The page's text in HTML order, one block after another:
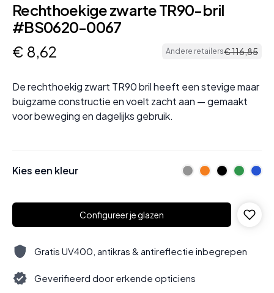
Rechthoekige zwarte TR90-bril
#BS0620-0067
€ 8,62 Andere retailers€116,85
De rechthoekig zwart TR90 bril heeft een stevige maar
buigzame constructie en voelt zacht aan — gemaakt
voor beweging en dagelijks gebruik.
Kies een kleur
Configureer je glazen
Gratis UV400, antikras & antireflectie inbegrepen
Geverifieerd door erkende opticiens